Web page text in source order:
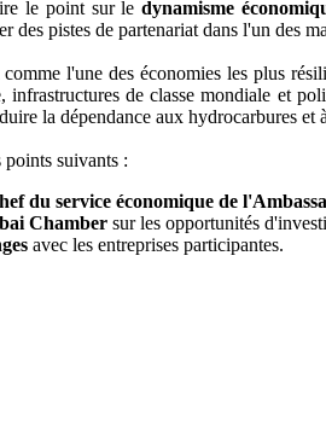
le point sur le dynamisme
des pistes de partenariat dans l'un des
l'une des économies les plus
de classe mondiale et
la dépendance aux hydrocarbures
suivants :
du service économique de
Chamber sur les opportunités
avec les entreprises participantes.